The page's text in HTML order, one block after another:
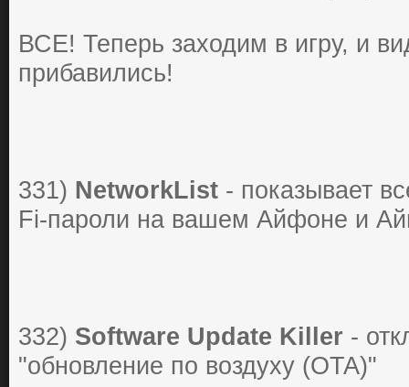
ВСЕ! Теперь заходим в игру, и
прибавились!
331) NetworkList - показывает
Fi-пароли на вашем Айфоне и
332) Software Update Killer -
"обновление по воздуху (OTA)"